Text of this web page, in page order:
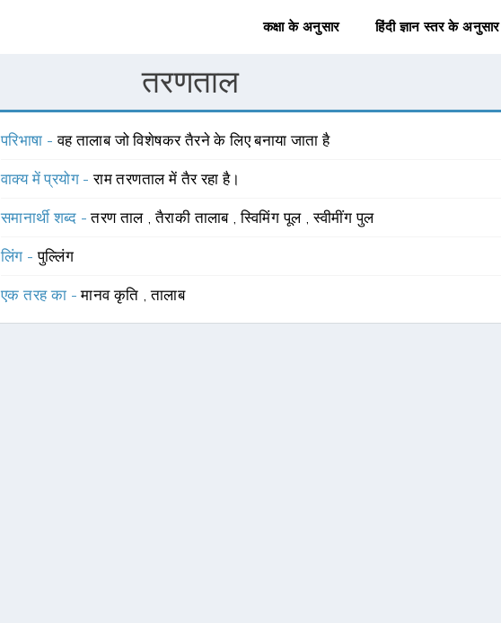
कक्षा के अनुसार हिंदी ज्ञान स्तर के अनुसार
तरणताल
परिभाषा -वह तालाब जो विशेषकर तैरने के लिए बनाया जाता है
वाक्य में प्रयोग -राम तरणताल में तैर रहा है।
समानार्थी शब्द -तरण ताल ,तैराकी तालाब ,स्विमिंग पूल ,स्वीमींग पुल
लिंग -पुल्लिंग
एक तरह का -मानव कृति ,तालाब